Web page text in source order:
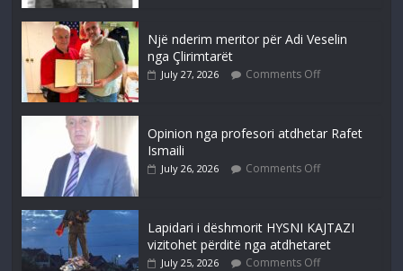
Një nderim meritor për Adi Veselin
nga Çlirimtarët
July 27, 2026 Comments Off
Opinion nga profesori atdhetar Rafet
Ismaili
July 26, 2026 Comments Off
Lapidari i dëshmorit HYSNI KAJTAZI
vizitohet përditë nga atdhetaret
July 25, 2026 Comments Off